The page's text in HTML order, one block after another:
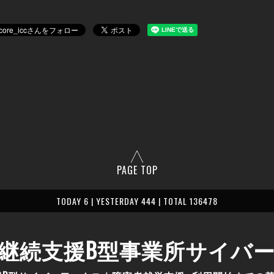
PAGE TOP
TODAY 6 | YESTERDAY 444 | TOTAL 136478
続支援B型事業所サイバ